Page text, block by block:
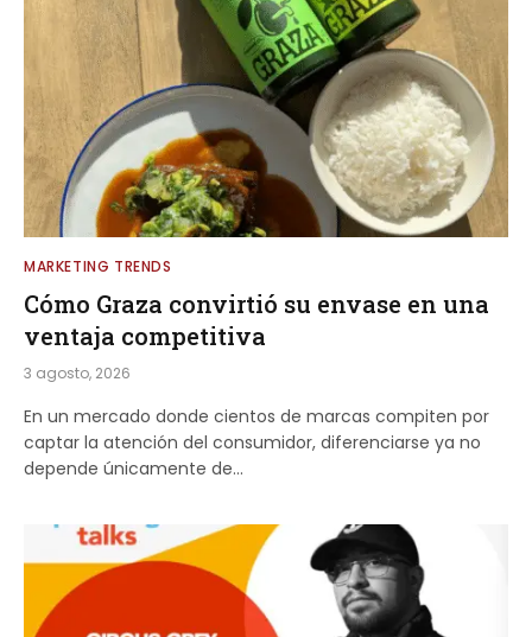
MARKETING TRENDS
Cómo Graza convirtió su envase en una
ventaja competitiva
3 agosto, 2026
En un mercado donde cientos de marcas compiten por
captar la atención del consumidor, diferenciarse ya no
depende únicamente de…